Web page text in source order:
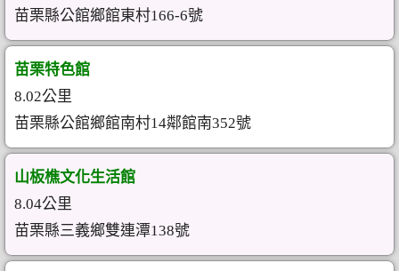
苗栗縣公館鄉館東村166-6號
苗栗特色館
8.02公里
苗栗縣公館鄉館南村14鄰館南352號
山板樵文化生活館
8.04公里
苗栗縣三義鄉雙連潭138號